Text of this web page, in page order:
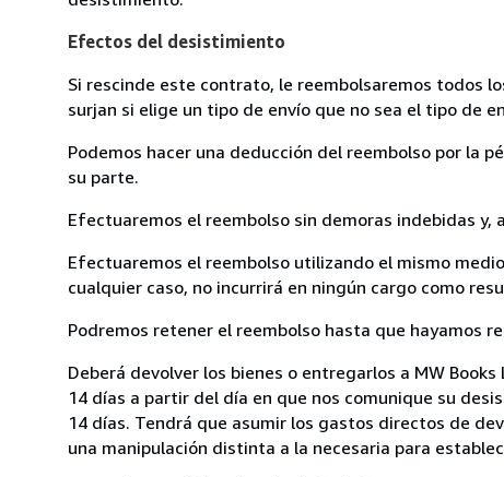
Efectos del desistimiento
Si rescinde este contrato, le reembolsaremos todos
surjan si elige un tipo de envío que no sea el tipo de
Podemos hacer una deducción del reembolso por la
su parte.
Efectuaremos el reembolso sin demoras indebidas
Efectuaremos el reembolso utilizando el mismo
cualquier caso, no incurrirá en ningún cargo como
Podremos retener el reembolso hasta que hayamos
Deberá devolver los bienes o entregarlos a MW
14 días a partir del día en que nos comunique su
14 días. Tendrá que asumir los gastos directos de
una manipulación distinta a la necesaria para